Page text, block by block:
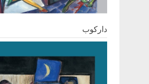
دارکوب